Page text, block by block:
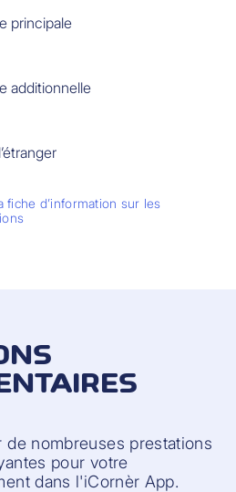
principale
additionnelle
fiche d’information sur les
de nombreuses prestations
pour votre
dans l'iCornèr App.